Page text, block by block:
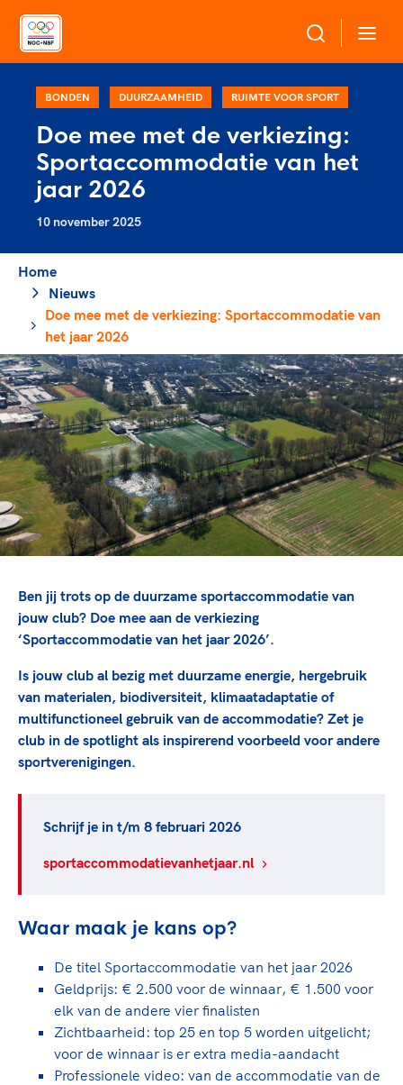
Over NOC*NSF
Sportagenda 2032
Leden
Algemene Vergadering
Merkbescherming NOC*NSF
Onze partners
Geven aan Sport
Sportonderzoek
Sportakkoord II
Game Changer
TeamNL kids
Nieuwspagina
Columns
Sport gaat niet vanzelf
een rondje fietsen, door samen te skaten of naar
de sportschool te gaan. Door samen te juichen
voor Sifan Hassan, Rico Verhoeven, Diede de
genieten van de karatewedstrijd van je dochter,
de halve marathon van je moeder of de
hockeywedstrijd van je buurjongen.
Lees verder
Sportdeelname
Bonden en professionals in de sport
Beleidsmedewerkers
Clubbestuurders
Coördinatoren en opleiders
Trainer-coaches
Officials
Veilige en integere sport
Diversiteit en inclusie
Gezonde sportomgeving
Duurzaamheid
Bekwaam sportkader
Vitale clubs en bestuurlijk kader
Sportmatch
Clubacties
Opleidingen en trainingen
High5 Stappenplan
Beroepskrachten
sportomgeving
Voor welk gedrag staat de club? Wat mag wel
langs de lijn, in de kleedkamer, kantine en online?
En wat mag vooral niet? Een gedragscode geeft
hier richting aan en is dus een belangrijk
onderdeel van het clubbeleid rondom gewenst en
ongewenst gedrag.
Voor talentvolle sporters
Atletencommissie
Paralympische Talentdag
TeamNL Academie Kalender
Kennisaanbod TeamNL Experts
TeamNL Sport Science Centre
Paralympische Spelen LA28
Europese Spelen Istanbul 2027
Topsportbeleid
Topsportfinanciering
Maatschappelijke waarde topsport
Top teamsportcompetities
De TeamNL Academie
De TeamNL Academie biedt een leer- en
bestuurders, (technisch) directeuren, managers en
Lees verder
Voor bonden
Pers
BONDEN DUURZAAMHEID RUIMTE VOOR SPORT
Doe mee met de verkiezing:
Sportaccommodatie van het
jaar 2026
10 november 2025
Home
Nieuws
Doe mee met de verkiezing: Sportaccommodatie van
het jaar 2026
Ben jij trots op de duurzame sportaccommodatie van
jouw club? Doe mee aan de verkiezing
‘Sportaccommodatie van het jaar 2026’.
Is jouw club al bezig met duurzame energie, hergebruik
van materialen, biodiversiteit, klimaatadaptatie of
multifunctioneel gebruik van de accommodatie? Zet je
club in de spotlight als inspirerend voorbeeld voor andere
sportverenigingen.
Schrijf je in t/m 8 februari 2026
sportaccommodatievanhetjaar.nl
Waar maak je kans op?
De titel Sportaccommodatie van het jaar 2026
Geldprijs: € 2.500 voor de winnaar, € 1.500 voor
elk van de andere vier finalisten
Zichtbaarheid: top 25 en top 5 worden uitgelicht;
voor de winnaar is er extra media-aandacht
Professionele video: van de accommodatie van de